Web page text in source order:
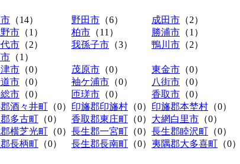
（14） 野田市 （6） 成田市 （2）
市 （1） 柏市 （11） 勝浦市 （1）
市 （2） 我孫子市 （3） 鴨川市 （2）
（1）
市 （0） 茂原市 （0） 東金市 （0）
市 （0） 袖ケ浦市 （0） 八街市 （0）
市 （0） 匝瑳市 （0） 香取市 （0）
酒々井町 （0） 印旛郡印旛村 （0） 印旛郡本埜村 （0）
多古町 （0） 香取郡東庄町 （0） 大網白里市 （0）
横芝光町 （0） 長生郡一宮町 （0） 長生郡睦沢町 （0）
長柄町 （0） 長生郡長南町 （0） 夷隅郡大多喜町 （0）